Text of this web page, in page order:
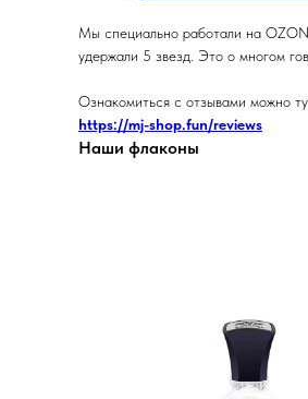
Мы специально работали на
удержали 5 звезд. Это о многом
Ознакомиться с отзывами можно
https://mj-shop.fun/reviews
Наши флаконы